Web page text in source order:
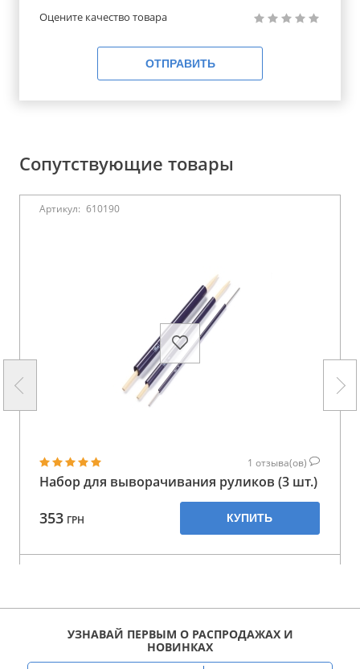
Оцените качество товара
ОТПРАВИТЬ
Сопутствующие товары
Артикул: 610190
1 отзыва(ов)
Набор для выворачивания руликов (3 шт.)
353 ГРН КУПИТЬ
УЗНАВАЙ ПЕРВЫМ О РАСПРОДАЖАХ И
НОВИНКАХ